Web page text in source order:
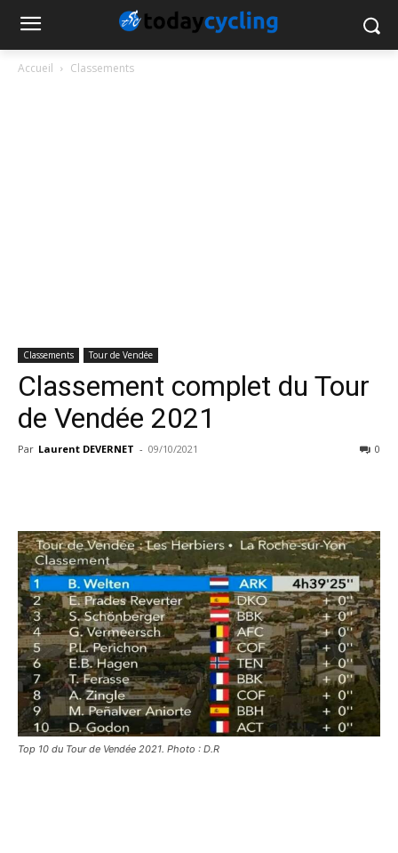
Accueil Classements
Classements Tour de Vendée
Classement complet du Tour
de Vendée 2021
Par Laurent DEVERNET - 09/10/2021 0
Top 10 du Tour de Vendée 2021. Photo : D.R